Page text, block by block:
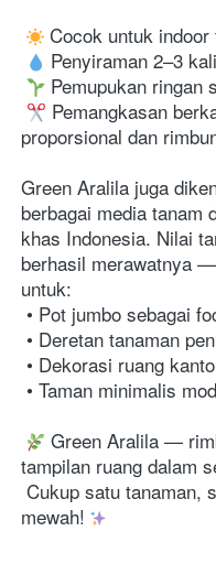
Cocok untuk
Penyiraman 2–3
Pemupukan ringan
Pemangkasan
proporsional dan
Green Aralila juga
berbagai media tanam
khas Indonesia. Nilai
berhasil merawatnya
untuk:
• Taman minimalis
Green Aralila —
tampilan ruang dalam
mewah!